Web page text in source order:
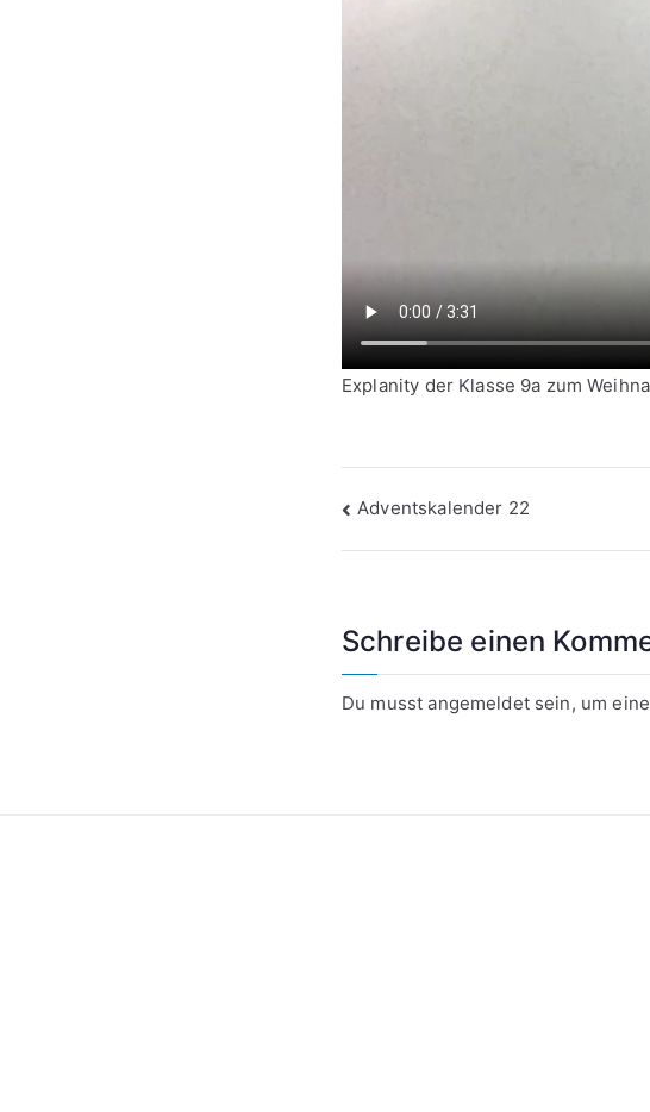
Explanity der Klasse 9a zum
Adventskalender 22
Schreibe einen
Du musstangemeldetsein, um